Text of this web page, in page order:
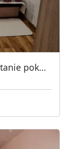
Hostel Pracowniczy w Poznaniu tanie pokoje i miejsca noclegowe